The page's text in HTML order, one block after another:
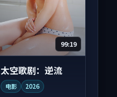
99:19
太空歌剧：逆流
电影 2026